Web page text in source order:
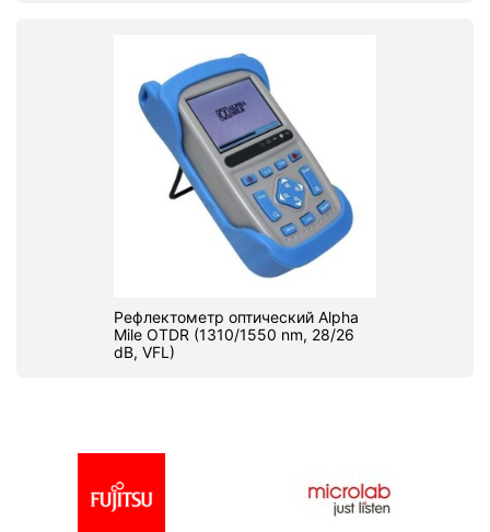
Рефлектометр оптический Alpha
Mile OTDR (1310/1550 nm, 28/26
dB, VFL)